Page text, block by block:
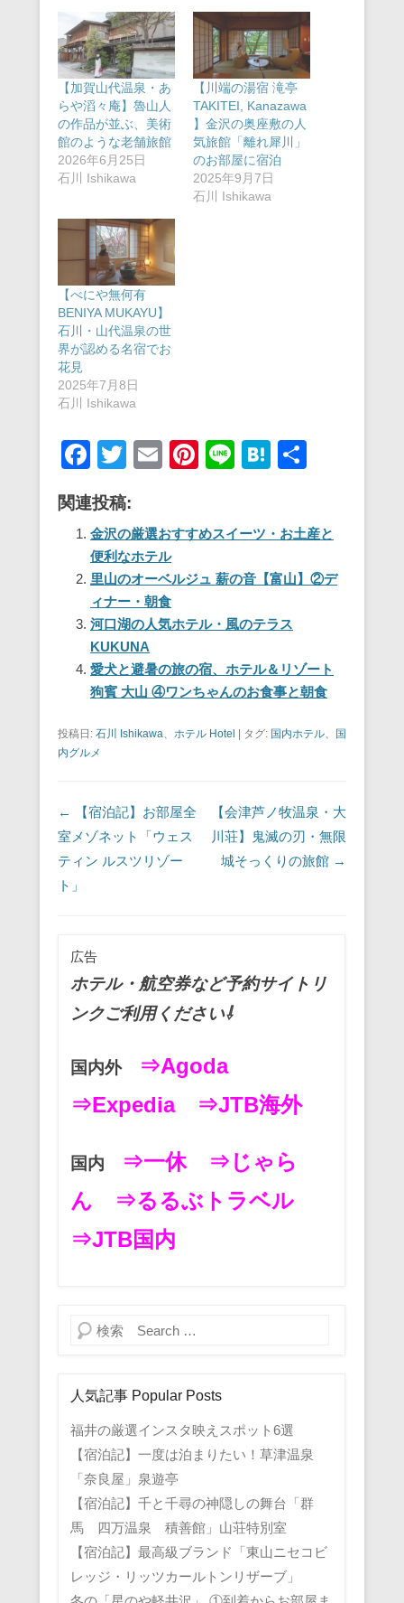
【加賀山代温泉・あ
らや滔々庵】魯山人
の作品が並ぶ、美術
館のような老舗旅館
2026年6月25日
石川 Ishikawa
【川端の湯宿 滝亭
TAKITEI, Kanazawa
】金沢の奥座敷の人
気旅館「離れ犀川」
のお部屋に宿泊
2025年9月7日
石川 Ishikawa
【べにや無何有
BENIYA MUKAYU】
石川・山代温泉の世
界が認める名宿でお
花見
2025年7月8日
石川 Ishikawa
F
c
e
b
o
o
k
T
tt
er
E
Pi
e
st
Li
H
n
a
関連投稿:
金沢の厳選おすすめスイーツ・お土産と
便利なホテル
里山のオーベルジュ 薪の音【富山】②デ
ィナー・朝食
河口湖の人気ホテル・風のテラス
KUKUNA
愛犬と避暑の旅の宿、ホテル＆リゾート
狗賓 大山 ④ワンちゃんのお食事と朝食
投稿日: 石川 Ishikawa、 ホテル Hotel タグ: 国内ホテル、
国
内グルメ
投稿ナビゲーション
←
【宿泊記】お部屋全
室メゾネット「ウェス
ティン ルスツリゾー
ト」
【会津芦ノ牧温泉・大
川荘】鬼滅の刃・無限
城そっくりの旅館 →
広告
ホテル・航空券など予約サイトリ
ンクご利用ください⇩
国内外
⇒Agoda
⇒Expedia
⇒JTB海外
国内 ⇒一休
⇒じゃら
ん
⇒るるぶトラベル
⇒JTB国内
検索
人気記事 Popular Posts
福井の厳選インスタ映えスポット6選
【宿泊記】一度は泊まりたい！草津温泉
「奈良屋」泉遊亭
【宿泊記】千と千尋の神隠しの舞台「群
馬 四万温泉 積善館」山荘特別室
【宿泊記】最高級ブランド「東山ニセコビ
レッジ・リッツカールトンリザーブ」